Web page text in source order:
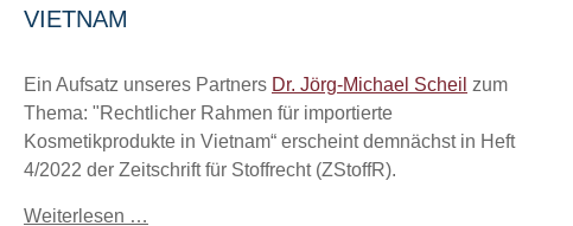
VIETNAM
Ein Aufsatz unseres Partners Dr. Jörg-Michael Scheil zum
Thema: "Rechtlicher Rahmen für importierte
Kosmetikprodukte in Vietnam“ erscheint demnächst in Heft
4/2022 der Zeitschrift für Stoffrecht (ZStoffR).
Weiterlesen …